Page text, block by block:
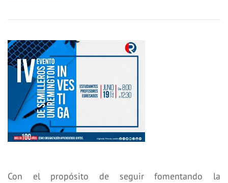
Con el propósito de seguir fomentando la